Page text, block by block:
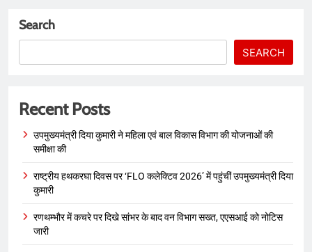
Search
SEARCH
Recent Posts
उपमुख्यमंत्री दिया कुमारी ने महिला एवं बाल विकास विभाग की योजनाओं की
समीक्षा की
राष्ट्रीय हथकरघा दिवस पर ‘FLO कलेक्टिव 2026’ में पहुंचीं उपमुख्यमंत्री दिया
कुमारी
रणथम्भौर में कचरे पर दिखे सांभर के बाद वन विभाग सख्त, एएसआई को नोटिस
जारी